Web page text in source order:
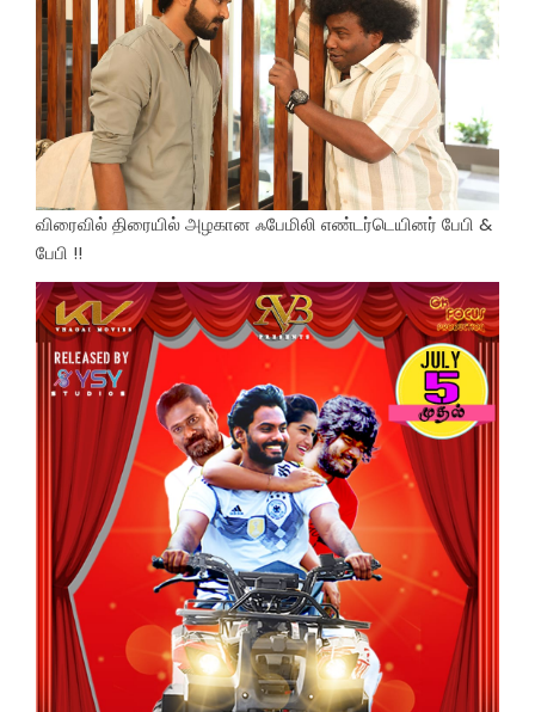
விரைவில் திரையில் அழகான ஃபேமிலி எண்டர்டெயினர் பேபி &
பேபி !!